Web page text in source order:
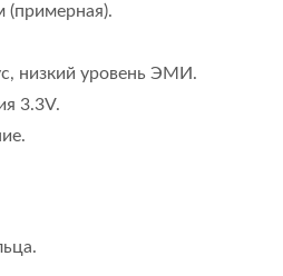
(примерная).
низкий уровень ЭМИ.
3.3V.